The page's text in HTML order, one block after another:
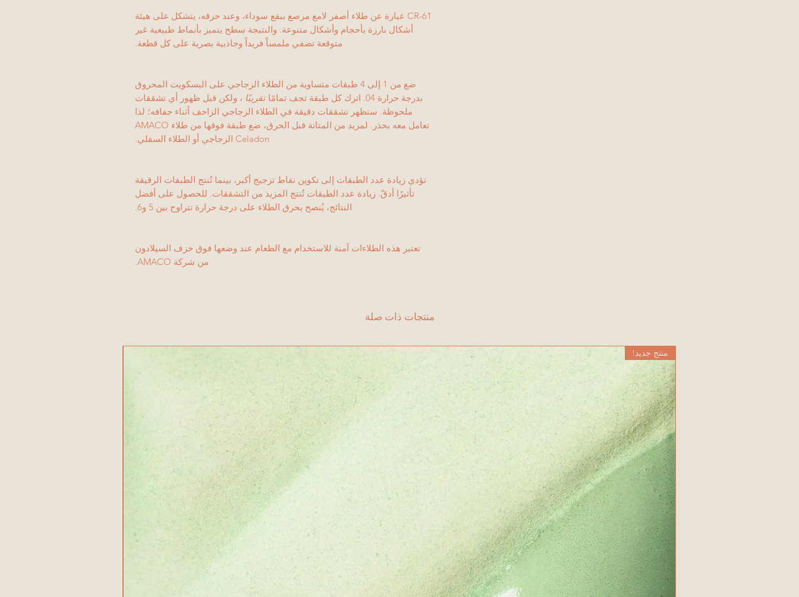
CR-61 عبارة عن طلاء أصفر لامع مرصع ببقع سوداء، وعند حرقه، يتشكل على هيئة
أشكال بارزة بأحجام وأشكال متنوعة. والنتيجة سطح يتميز بأنماط طبيعية غير
متوقعة تضفي ملمساً فريداً وجاذبية بصرية على كل قطعة.
ضع من 1 إلى 4 طبقات متساوية من الطلاء الزجاجي على البسكويت المحروق
بدرجة حرارة 04. اترك كل طبقة تجف تمامًا
تقريبًا ، ولكن قبل ظهور أي تشققات
ملحوظة. ستظهر تشققات دقيقة في الطلاء الزجاجي الزاحف أثناء جفافه؛ لذا
تعامل معه بحذر. لمزيد من المتانة قبل الحرق، ضع طبقة فوقها من طلاء AMACO
Celadon الزجاجي أو الطلاء السفلي.
تؤدي زيادة عدد الطبقات إلى تكوين نقاط تزجيج أكبر، بينما تُنتج الطبقات الرقيقة
تأثيرًا أدقّ. زيادة عدد الطبقات تُنتج المزيد من التشققات. للحصول على أفضل
النتائج، يُنصح بحرق الطلاء على درجة حرارة تتراوح بين 5 و6.
تعتبر هذه الطلاءات آمنة للاستخدام مع الطعام عند وضعها فوق خزف السيلادون
من شركة AMACO.
منتجات ذات صلة
منتج جديد!